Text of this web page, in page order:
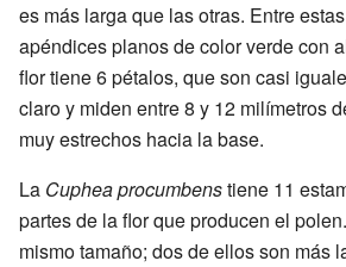
es más larga que las otras. Entre
apéndices planos de color verde con
flor tiene 6 pétalos, que son casi
claro y miden entre 8 y 12 milímetros
muy estrechos hacia la base.
La Cuphea procumbenstiene 11
partes de la flor que producen el
mismo tamaño; dos de ellos son más